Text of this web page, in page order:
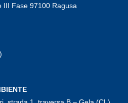
III Fase 97100 Ragusa